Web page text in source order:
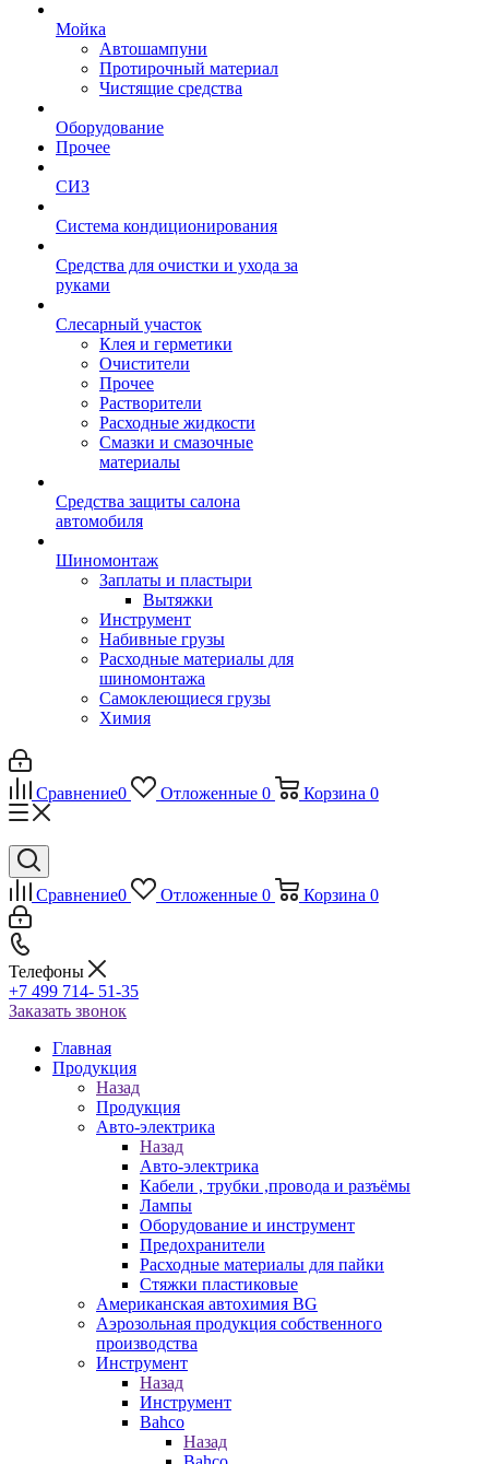
Мойка
Автошампуни
Протирочный материал
Чистящие средства
Оборудование
Прочее
СИЗ
Система кондиционирования
Средства для очистки и ухода за
руками
Слесарный участок
Клея и герметики
Очистители
Прочее
Растворители
Расходные жидкости
Смазки и смазочные
материалы
Средства защиты салона
автомобиля
Шиномонтаж
Заплаты и пластыри
Вытяжки
Инструмент
Набивные грузы
Расходные материалы для
шиномонтажа
Самоклеющиеся грузы
Химия
Сравнение0 Отложенные 0 Корзина 0
Сравнение0 Отложенные 0 Корзина 0
Телефоны
+7 499 714- 51-35
Заказать звонок
Главная
Продукция
Назад
Продукция
Авто-электрика
Назад
Авто-электрика
Кабели , трубки ,провода и разъёмы
Лампы
Оборудование и инструмент
Предохранители
Расходные материалы для пайки
Стяжки пластиковые
Американская автохимия BG
Аэрозольная продукция собственного
производства
Инструмент
Назад
Инструмент
Bahco
Назад